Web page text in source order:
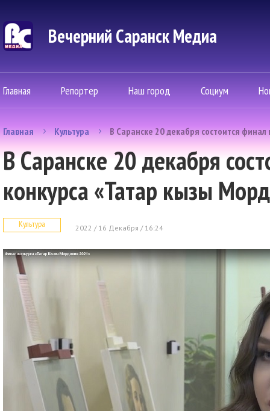
Вечерний Саранск Mедиа
Главная Репортер Наш город Социум
Главная Культура В Саранске 20 декабря состоится
В Саранске 20 декабря
конкурса «Татар кызы
Культура 2022 / 16 Декабря / 16:24